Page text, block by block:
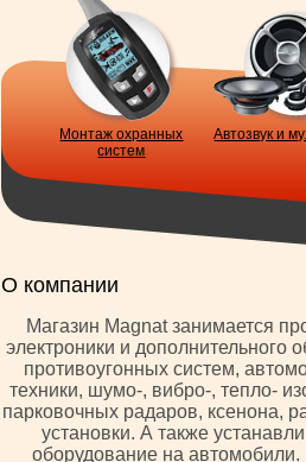
Монтаж охранных
систем
Автозвук и
О компании
Магазин Magnat занимается
электроники и дополнительного
противоугонных систем,
техники, шумо-, вибро-, тепло-
парковочных радаров, ксенона,
установки. А также
оборудование на автомобили.